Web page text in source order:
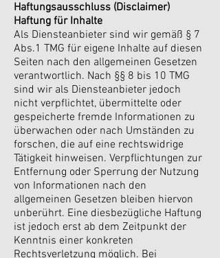
Haftungsausschluss (Disclaimer)
Haftung für Inhalte
Als Diensteanbieter sind wir gemäß § 7
Abs.1 TMG für eigene Inhalte auf diesen
Seiten nach den allgemeinen Gesetzen
verantwortlich. Nach §§ 8 bis 10 TMG
sind wir als Diensteanbieter jedoch
nicht verpflichtet, übermittelte oder
gespeicherte fremde Informationen zu
überwachen oder nach Umständen zu
forschen, die auf eine rechtswidrige
Tätigkeit hinweisen. Verpflichtungen zur
Entfernung oder Sperrung der Nutzung
von Informationen nach den
allgemeinen Gesetzen bleiben hiervon
unberührt. Eine diesbezügliche Haftung
ist jedoch erst ab dem Zeitpunkt der
Kenntnis einer konkreten
Rechtsverletzung möglich. Bei